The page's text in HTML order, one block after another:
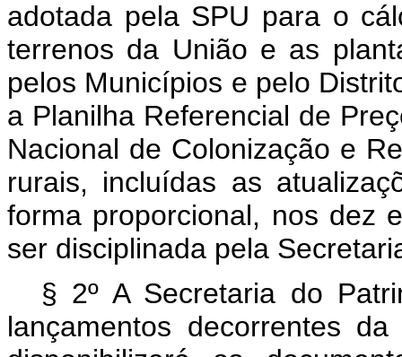
adotada pela SPU para o
terrenos da União e as
pelos Municípios e pelo
a Planilha Referencial de
Nacional de Colonização e
rurais, incluídas as
forma proporcional, nos dez
ser disciplinada pela
§ 2º A Secretaria do
lançamentos decorrentes